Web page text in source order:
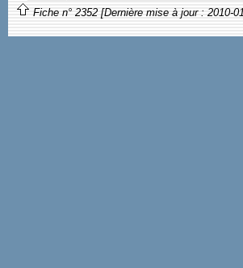
Fiche n° 2352 [Dernière mise à jour : 2010-